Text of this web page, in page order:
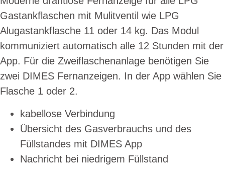
Gastankflaschen mit Mulitventil wie LPG
Alugastankflasche 11 oder 14 kg. Das Modul
kommuniziert automatisch alle 12 Stunden mit der
App. Für die Zweiflaschenanlage benötigen Sie
zwei DIMES Fernanzeigen. In der App wählen Sie
Flasche 1 oder 2.
kabellose Verbindung
Übersicht des Gasverbrauchs und des
Füllstandes mit DIMES App
Nachricht bei niedrigem Füllstand